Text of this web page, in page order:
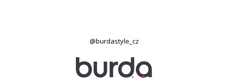
@burdastyle_cz